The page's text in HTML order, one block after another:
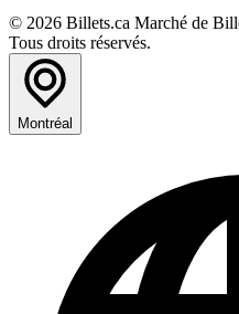
© 2026 Billets.ca Marché de
Tous droits réservés.
Montréal